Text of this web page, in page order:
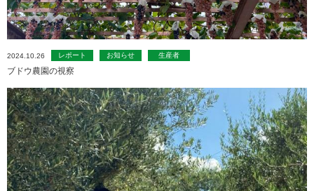
2024.10.26 レポート お知らせ 生産者
ブドウ農園の視察